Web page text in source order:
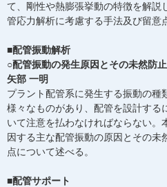
て、剛性や熱膨張挙動の特徴を解説
管応力解析に考慮する手法及び留意
■配管振動解析
○配管振動の発生原因とその未然防
矢部 一明
プラント配管系に発生する振動の種
様々なものがあり、配管を設計する
いて注意を払わなければならない。
因する主な配管振動の原因とその未
点について述べる。
■配管サポート